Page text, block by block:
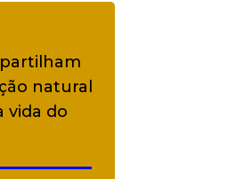
R$ 17
retoma
show
natural
vida do